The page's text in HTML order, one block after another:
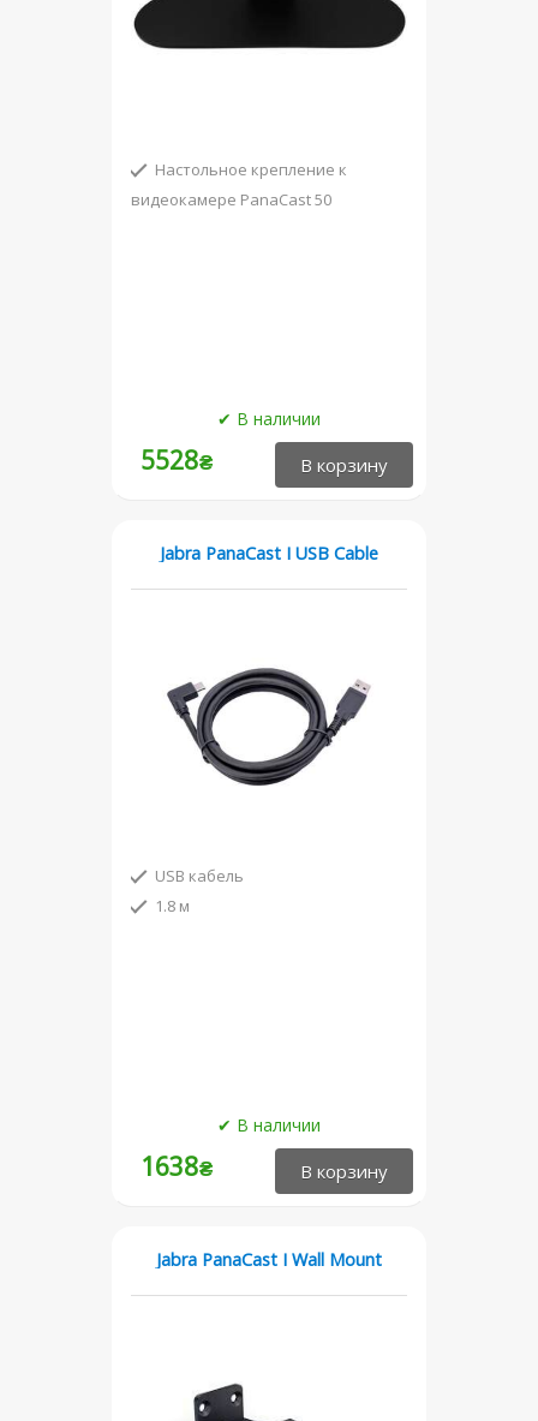
Настольное крепление к
видеокамере PanaCast 50
5528₴
Jabra PanaCast I USB Cable
USB кабель
1.8 м
1638₴
Jabra PanaCast I Wall Mount